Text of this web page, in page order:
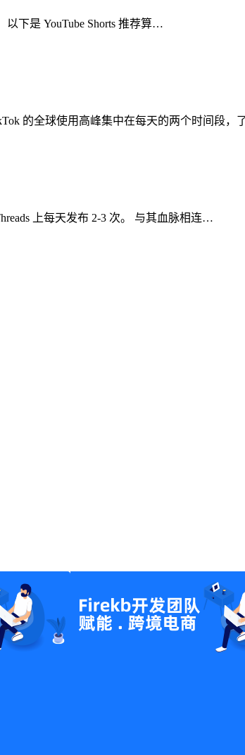
以下是 YouTube Shorts 推荐算…
的全球使用高峰集中在每天的两个时间段，
上每天发布 2-3 次。 与其血脉相连…